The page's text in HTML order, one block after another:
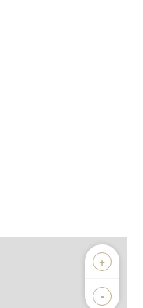
+
-
Biens vendus